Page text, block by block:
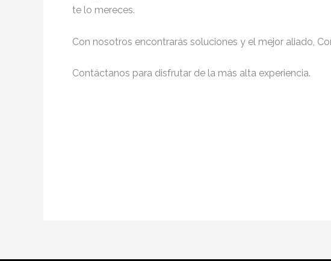
te lo mereces.
Con nosotros encontrarás soluciones y el mejor aliado,
Contáctanos para disfrutar de la más alta experiencia.